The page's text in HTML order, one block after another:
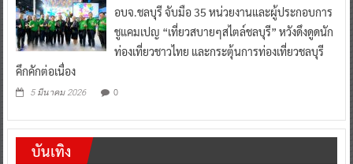
อบจ.ชลบุรี จับมือ 35 หน่วยงานและผู้ประกอบการ
ชูแคมเปญ “เที่ยวสบายๆสไตล์ชลบุรี” หวังดึงดูดนัก
ท่องเที่ยวชาวไทย และกระตุ้นการท่องเที่ยวชลบุรี
คึกคักต่อเนื่อง
5 มีนาคม 2026 0
บันเทิง